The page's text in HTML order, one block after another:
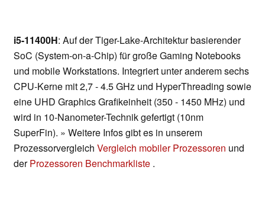
i5-11400H: Auf der Tiger-Lake-Architektur basierender
SoC (System-on-a-Chip) für große Gaming Notebooks
und mobile Workstations. Integriert unter anderem sechs
CPU-Kerne mit 2,7 - 4.5 GHz und HyperThreading sowie
eine UHD Graphics Grafikeinheit (350 - 1450 MHz) und
wird in 10-Nanometer-Technik gefertigt (10nm
SuperFin). » Weitere Infos gibt es in unserem
Prozessorvergleich Vergleich mobiler Prozessoren und
derProzessoren Benchmarkliste .